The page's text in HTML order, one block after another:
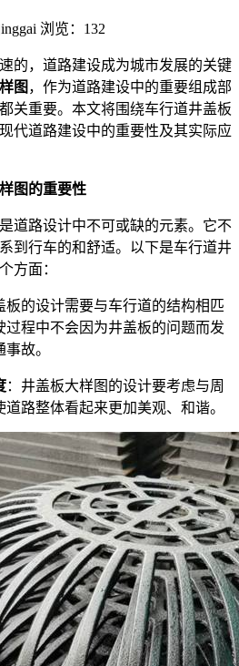
浏览：132
，道路建设成为城市发展的关键
图 ，作为道路建设中的重要组成部
关重要。本文将围绕车行道井盖板
代道路建设中的重要性及其实际应
图的重要性
路设计中不可或缺的元素。它不
到行车的和舒适。以下是车行道井
方面：
板的设计需要与车行道的结构相匹
过程中不会因为井盖板的问题而发
故。
：井盖板大样图的设计要考虑与周
路整体看起来更加美观、和谐。